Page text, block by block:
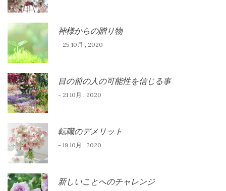
神様からの贈り物
- 25 10月 , 2020
目の前の人の可能性を信じる事
- 21 10月 , 2020
転職のデメリット
- 19 10月 , 2020
新しいことへのチャレンジ